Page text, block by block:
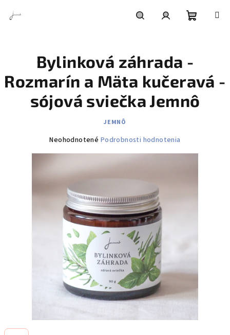
košík
Bylinková záhrada -
Rozmarín a Mäta kučeravá -
sójová sviečka Jemnô
JEMNÔ
Priemerné
0,0
hviezdičiek.
Neohodnotené Podrobnosti hodnotenia